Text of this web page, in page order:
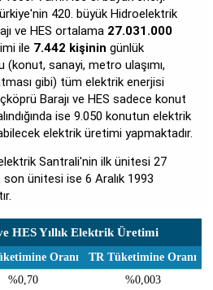
420. büyük Hidroelektrik
ve HES ortalama 27.031.000
ile 7.442 kişinin günlük
(konut, sanayi, metro ulaşımı,
gibi) tüm elektrik enerjisi
Barajı ve HES sadece konut
ise 9.050 konutun elektrik
elektrik üretimi yapmaktadır.
Santrali'nin ilk ünitesi 27
ünitesi ise 6 Aralık 1993
HES Yıllık Elektrik Üretimi
Oranı
TR Tüketimine Oranı
%0,70 %0,003